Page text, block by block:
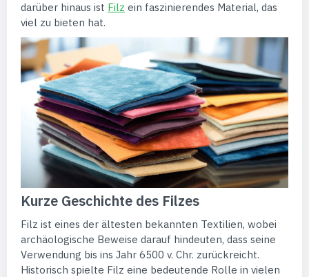
darüber hinaus ist Filz ein faszinierendes Material, das
viel zu bieten hat.
Kurze Geschichte des Filzes
Filz ist eines der ältesten bekannten Textilien, wobei
archäologische Beweise darauf hindeuten, dass seine
Verwendung bis ins Jahr 6500 v. Chr. zurückreicht.
Historisch spielte Filz eine bedeutende Rolle in vielen